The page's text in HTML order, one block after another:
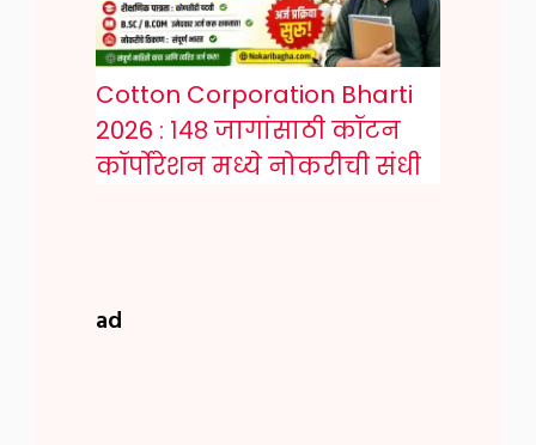
Cotton Corporation Bharti
2026 : १४८ जागांसाठी कॉटन
कॉर्पोरेशन मध्ये नोकरीची संधी
ad